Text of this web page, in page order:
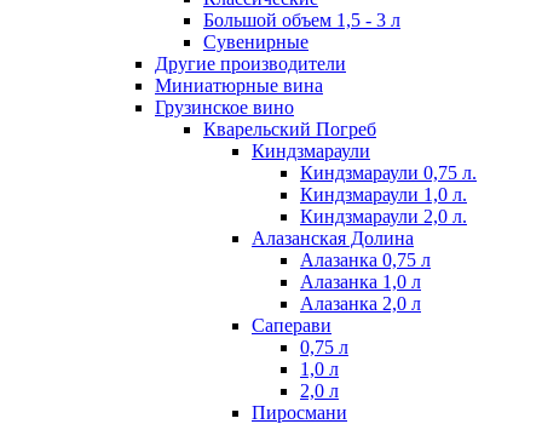
Большой объем 1,5 - 3 л
Сувенирные
Другие производители
Миниатюрные вина
Грузинское вино
Кварельский Погреб
Киндзмараули
Киндзмараули 0,75 л.
Киндзмараули 1,0 л.
Киндзмараули 2,0 л.
Алазанская Долина
Алазанка 0,75 л
Алазанка 1,0 л
Алазанка 2,0 л
Саперави
0,75 л
1,0 л
2,0 л
Пиросмани